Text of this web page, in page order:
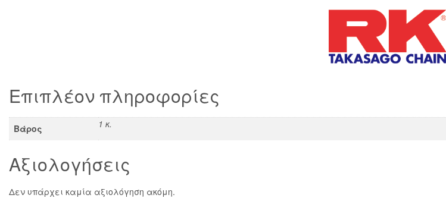
RK
ΜΑΛΑΙΣΙΑΣ
ποσότητα
Επιπλέον πληροφορίες
Βάρος 1 κ.
Αξιολογήσεις
Δεν υπάρχει καμία αξιολόγηση ακόμη.